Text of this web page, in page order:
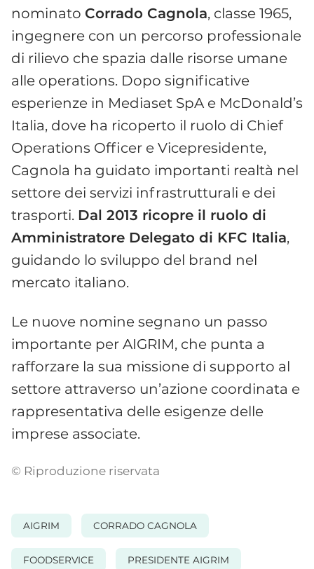
nominato Corrado Cagnola, classe 1965,
ingegnere con un percorso professionale
di rilievo che spazia dalle risorse umane
alle operations. Dopo significative
esperienze in Mediaset SpA e McDonald’s
Italia, dove ha ricoperto il ruolo di Chief
Operations Officer e Vicepresidente,
Cagnola ha guidato importanti realtà nel
settore dei servizi infrastrutturali e dei
trasporti. Dal 2013 ricopre il ruolo di
Amministratore Delegato di KFC Italia,
guidando lo sviluppo del brand nel
mercato italiano.
Le nuove nomine segnano un passo
importante per AIGRIM, che punta a
rafforzare la sua missione di supporto al
settore attraverso un’azione coordinata e
rappresentativa delle esigenze delle
imprese associate.
© Riproduzione riservata
AIGRIM CORRADO CAGNOLA
FOODSERVICE PRESIDENTE AIGRIM